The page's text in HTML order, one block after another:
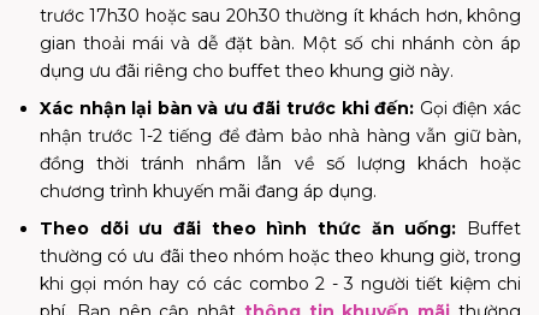
trước 17h30 hoặc sau 20h30 thường ít khách hơn, không
gian thoải mái và dễ đặt bàn. Một số chi nhánh còn áp
dụng ưu đãi riêng cho buffet theo khung giờ này.
Xác nhận lại bàn và ưu đãi trước khi đến: Gọi điện xác
nhận trước 1-2 tiếng để đảm bảo nhà hàng vẫn giữ bàn,
đồng thời tránh nhầm lẫn về số lượng khách hoặc
chương trình khuyến mãi đang áp dụng.
Theo dõi ưu đãi theo hình thức ăn uống: Buffet
thường có ưu đãi theo nhóm hoặc theo khung giờ, trong
khi gọi món hay có các combo 2 - 3 người tiết kiệm chi